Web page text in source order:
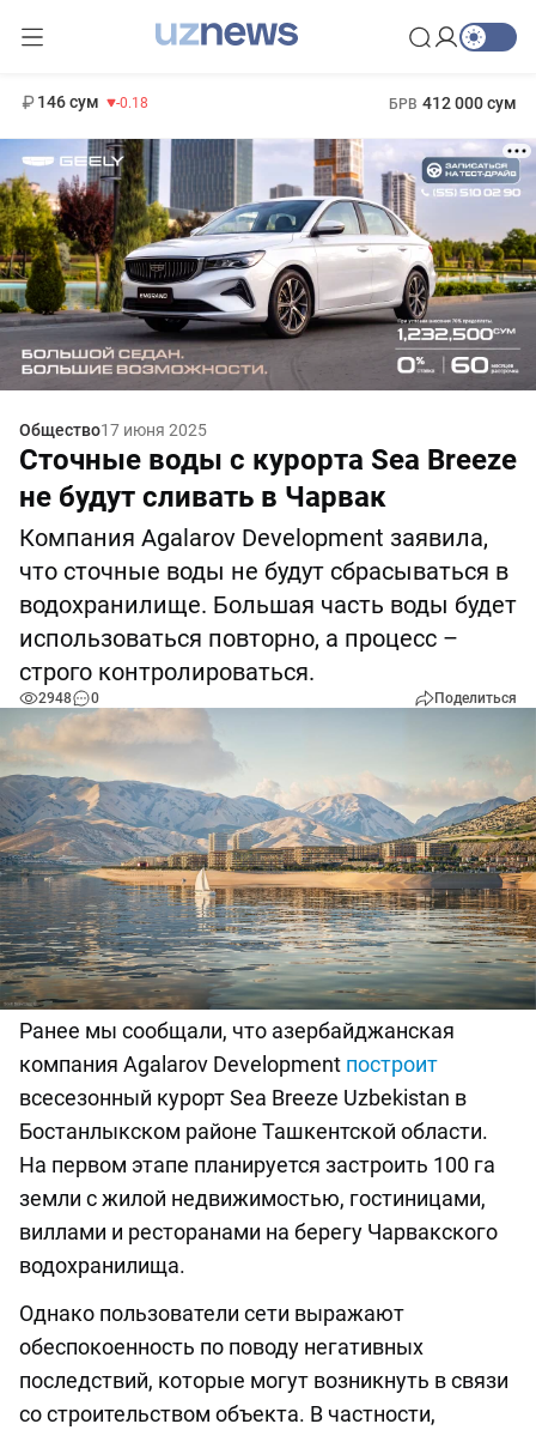
146 сум -0.18 БРВ 412 000 сум
Общество17 июня 2025
Сточные воды с курорта Sea Breeze
не будут сливать в Чарвак
Компания Agalarov Development заявила,
что сточные воды не будут сбрасываться в
водохранилище. Большая часть воды будет
использоваться повторно, а процесс –
строго контролироваться.
2948 0 Поделиться
Ранее мы сообщали, что азербайджанская
компания Agalarov Development построит
всесезонный курорт Sea Breeze Uzbekistan в
Бостанлыкском районе Ташкентской области.
На первом этапе планируется застроить 100 га
земли с жилой недвижимостью, гостиницами,
виллами и ресторанами на берегу Чарвакского
водохранилища.
Однако пользователи сети выражают
обеспокоенность по поводу негативных
последствий, которые могут возникнуть в связи
со строительством объекта. В частности,